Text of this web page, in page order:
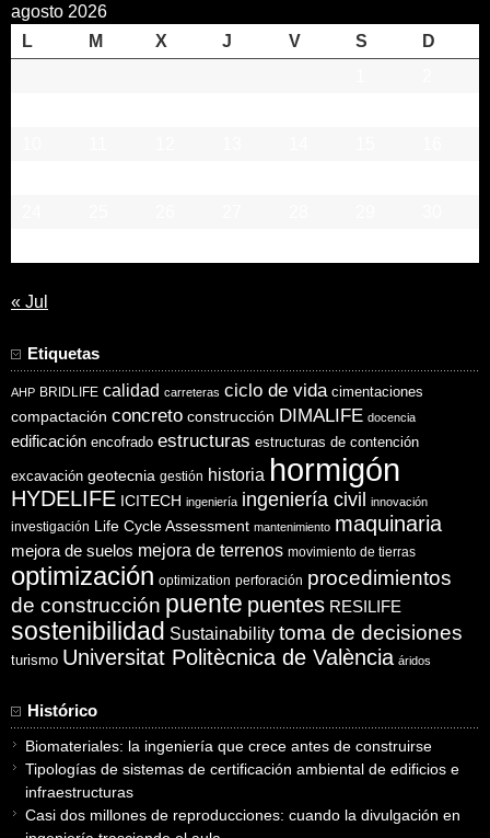
agosto 2026
L
M X J V S
D
« Jul
Etiquetas
AHP BRIDLIFE calidad carreteras ciclo de vida cimentaciones
compactación concreto construcción DIMALIFE docencia
edificación encofrado estructuras estructuras de contención
excavación geotecnia gestión historia hormigón
HYDELIFE ICITECH ingeniería ingeniería civil innovación
investigación Life Cycle Assessment mantenimiento maquinaria
mejora de suelos mejora de terrenos movimiento de tierras
optimización optimization perforación procedimientos
de construcción puente puentes RESILIFE
sostenibilidad Sustainability toma de decisiones
turismo Universitat Politècnica de València áridos
Histórico
Biomateriales: la ingeniería que crece antes de construirse
Tipologías de sistemas de certificación ambiental de edificios e
infraestructuras
Casi dos millones de reproducciones: cuando la divulgación en